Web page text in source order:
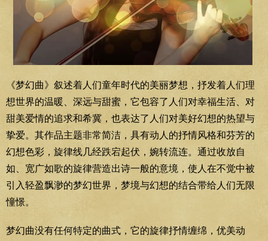
《梦幻曲》叙述着人们童年时代的美丽梦想，抒发着人们理
想世界的温暖、深远与甜蜜，它包容了人们对幸福生活、对
甜美爱情的追求和希冀，也表达了人们对美好幻想的热望与
挚爱。其作品主题非常简洁，具有动人的抒情风格和芬芳的
幻想色彩，旋律线几经跌宕起伏，婉转流连。通过收放自
如、宽广如歌的旋律营造出诗一般的意境，使人在不觉中被
引入轻盈飘渺的梦幻世界，梦境与幻想的结合带给人们无限
憧憬。
梦幻曲没有任何特定的曲式，它的旋律抒情缠绵，优美动